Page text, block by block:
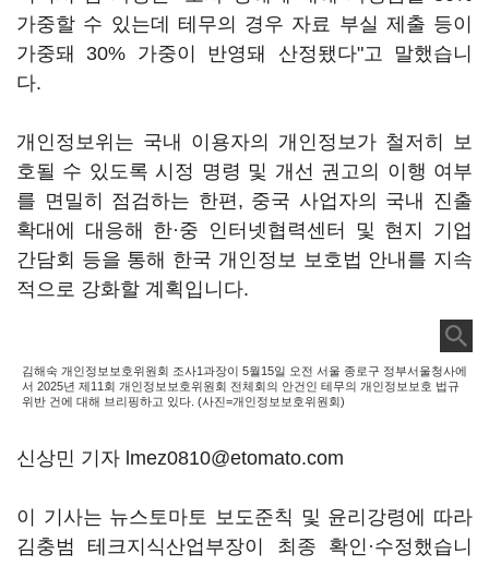
가중할 수 있는데 테무의 경우 자료 부실 제출 등이
가중돼 30% 가중이 반영돼 산정됐다"고 말했습니
다.
개인정보위는 국내 이용자의 개인정보가 철저히 보
호될 수 있도록 시정 명령 및 개선 권고의 이행 여부
를 면밀히 점검하는 한편, 중국 사업자의 국내 진출
확대에 대응해 한·중 인터넷협력센터 및 현지 기업
간담회 등을 통해 한국 개인정보 보호법 안내를 지속
적으로 강화할 계획입니다.
김해숙 개인정보보호위원회 조사1과장이 5월15일 오전 서울 종로구 정부서울청사에
서 2025년 제11회 개인정보보호위원회 전체회의 안건인 테무의 개인정보보호 법규
위반 건에 대해 브리핑하고 있다. (사진=개인정보보호위원회)
신상민 기자 lmez0810@etomato.com
이 기사는 뉴스토마토 보도준칙 및 윤리강령에 따라
김충범 테크지식산업부장이 최종 확인·수정했습니